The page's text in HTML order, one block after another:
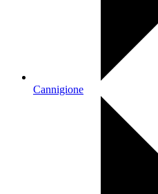
Cannigione